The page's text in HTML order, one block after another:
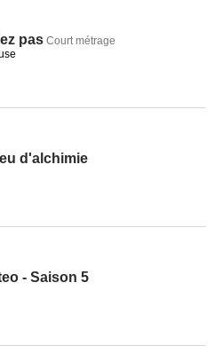
pas Court métrage
d'alchimie
- Saison 5